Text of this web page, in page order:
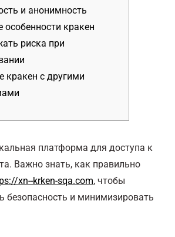
и анонимность
кракен
риска при
кракен с другими
платформа для доступа к
Важно знать, как правильно
xn--krken-sqa.com, чтобы
безопасность и минимизировать